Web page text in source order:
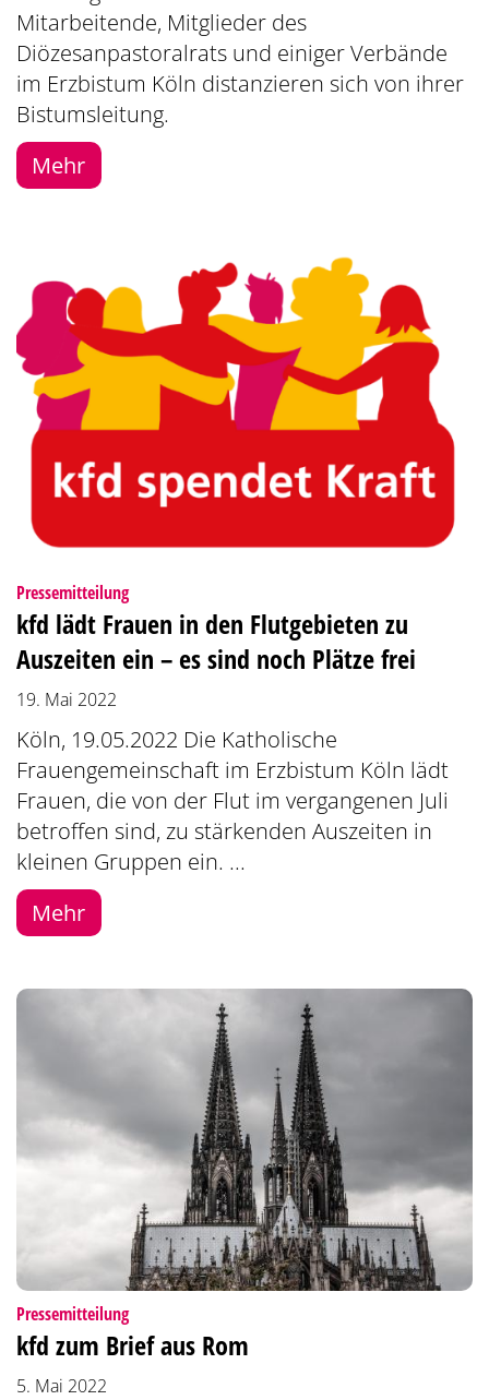
Mitarbeitende, Mitglieder des
Diözesanpastoralrats und einiger Verbände
im Erzbistum Köln distanzieren sich von ihrer
Bistumsleitung.
Mehr
Pressemitteilung:
kfd lädt Frauen in den Flutgebieten zu
Auszeiten ein – es sind noch Plätze frei
19. Mai 2022
Köln, 19.05.2022 Die Katholische
Frauengemeinschaft im Erzbistum Köln lädt
Frauen, die von der Flut im vergangenen Juli
betroffen sind, zu stärkenden Auszeiten in
kleinen Gruppen ein. ...
Mehr
Pressemitteilung:
kfd zum Brief aus Rom
5. Mai 2022